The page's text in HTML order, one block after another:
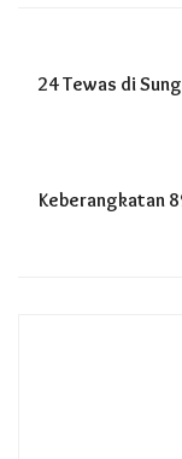
24 Tewas di
Keberangkatan